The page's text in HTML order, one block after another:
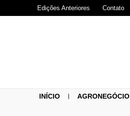
Edições Anteriores Contato
INÍCIO AGRONEGÓCIO